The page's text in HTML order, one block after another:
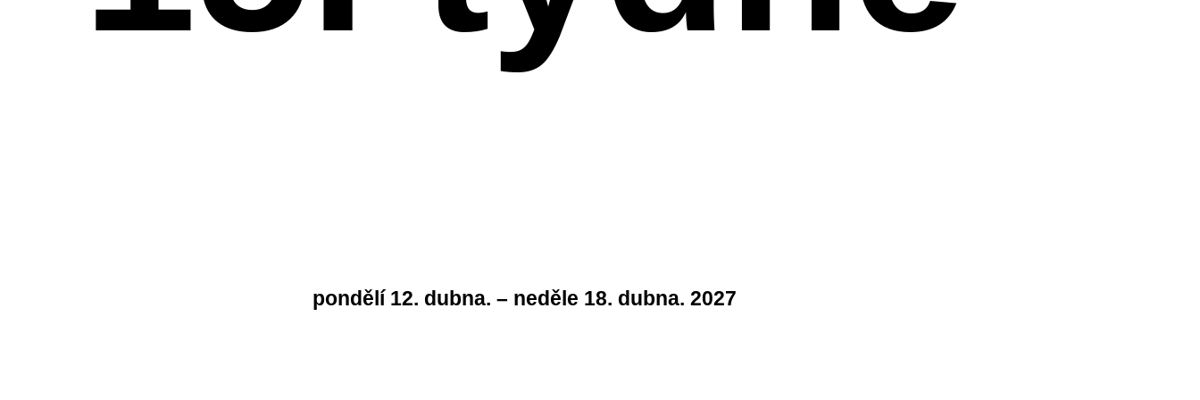
pondělí 12. dubna. – neděle 18. dubna. 2027